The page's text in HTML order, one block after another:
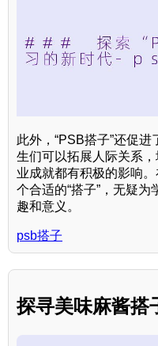
此外，“PSB搭子”还促
生们可以拓展人际关系
业成就都有积极的影响
个合适的“搭子”，无疑
趣和意义。
psb搭子
探寻美味麻酱搭